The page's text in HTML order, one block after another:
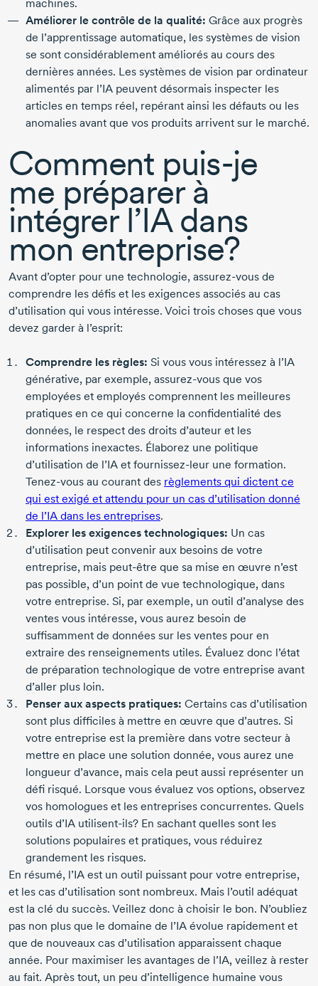
machines.
Améliorer le contrôle de la qualité: Grâce aux progrès
de l’apprentissage automatique, les systèmes de vision
se sont considérablement améliorés au cours des
dernières années. Les systèmes de vision par ordinateur
alimentés par l’IA peuvent désormais inspecter les
articles en temps réel, repérant ainsi les défauts ou les
anomalies avant que vos produits arrivent sur le marché.
Comment puis-je
me préparer à
intégrer l’IA dans
mon entreprise?
Avant d’opter pour une technologie, assurez-vous de
comprendre les défis et les exigences associés au cas
d’utilisation qui vous intéresse. Voici trois choses que vous
devez garder à l’esprit:
Comprendre les règles: Si vous vous intéressez à l’IA
générative, par exemple, assurez-vous que vos
employées et employés comprennent les meilleures
pratiques en ce qui concerne la confidentialité des
données, le respect des droits d’auteur et les
informations inexactes. Élaborez une politique
d’utilisation de l’IA et fournissez-leur une formation.
Tenez-vous au courant des règlements qui dictent ce
qui est exigé et attendu pour un cas d’utilisation donné
de l’IA dans les entreprises.
Explorer les exigences technologiques: Un cas
d’utilisation peut convenir aux besoins de votre
entreprise, mais peut-être que sa mise en œuvre n’est
pas possible, d’un point de vue technologique, dans
votre entreprise. Si, par exemple, un outil d’analyse des
ventes vous intéresse, vous aurez besoin de
suffisamment de données sur les ventes pour en
extraire des renseignements utiles. Évaluez donc l’état
de préparation technologique de votre entreprise avant
d’aller plus loin.
Penser aux aspects pratiques: Certains cas d’utilisation
sont plus difficiles à mettre en œuvre que d’autres. Si
votre entreprise est la première dans votre secteur à
mettre en place une solution donnée, vous aurez une
longueur d’avance, mais cela peut aussi représenter un
défi risqué. Lorsque vous évaluez vos options, observez
vos homologues et les entreprises concurrentes. Quels
outils d’IA utilisent-ils? En sachant quelles sont les
solutions populaires et pratiques, vous réduirez
grandement les risques.
En résumé, l’IA est un outil puissant pour votre entreprise,
et les cas d’utilisation sont nombreux. Mais l’outil adéquat
est la clé du succès. Veillez donc à choisir le bon. N’oubliez
pas non plus que le domaine de l’IA évolue rapidement et
que de nouveaux cas d’utilisation apparaissent chaque
année. Pour maximiser les avantages de l’IA, veillez à rester
au fait. Après tout, un peu d’intelligence humaine vous